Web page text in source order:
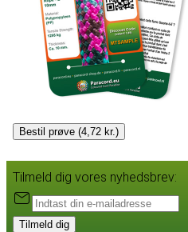
Bestil prøve (4,72 kr.)
Tilmeld dig vores nyhedsbrev:
Tilmeld dig